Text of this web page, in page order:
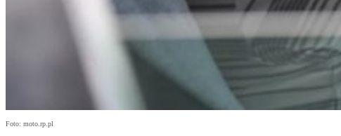
Foto: moto.rp.pl